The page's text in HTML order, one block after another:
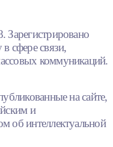
сфере связи,
коммуникаций.
на сайте,
и
об интеллектуальной